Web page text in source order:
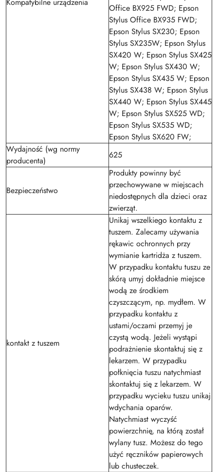
Office BX925 FWD; Epson
Stylus Office BX935 FWD;
Epson Stylus SX230; Epson
Stylus SX235W; Epson Stylus
SX420 W; Epson Stylus SX425
W; Epson Stylus SX430 W;
Epson Stylus SX435 W; Epson
Stylus SX438 W; Epson Stylus
SX440 W; Epson Stylus SX445
W; Epson Stylus SX525 WD;
Epson Stylus SX535 WD;
Epson Stylus SX620 FW;
Wydajność (wg normy
producenta)
625
Bezpieczeństwo
Produkty powinny być
przechowywane w miejscach
niedostępnych dla dzieci oraz
zwierząt.
kontakt z tuszem
Unikaj wszelkiego kontaktu z
tuszem. Zalecamy używania
rękawic ochronnych przy
wymianie kartridża z tuszem.
W przypadku kontaktu tuszu ze
skórą umyj dokładnie miejsce
wodą ze środkiem
czyszczącym, np. mydłem. W
przypadku kontaktu z
ustami/oczami przemyj je
czystą wodą. Jeżeli wystąpi
podrażnienie skontaktuj się z
lekarzem. W przypadku
połknięcia tuszu natychmiast
skontaktuj się z lekarzem. W
przypadku wycieku tuszu unikaj
wdychania oparów.
Natychmiast wyczyść
powierzchnię, na którą został
wylany tusz. Możesz do tego
użyć ręczników papierowych
lub chusteczek.